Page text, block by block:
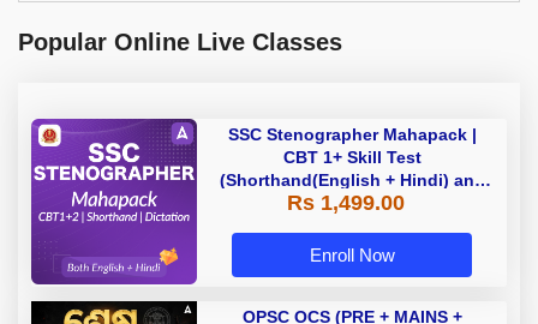
Popular Online Live Classes
SSC Stenographer Mahapack |
CBT 1+ Skill Test
(Shorthand(English + Hindi) and
Dictation) | By Adda247
Rs 1,499.00
Enroll Now
OPSC OCS (PRE + MAINS +